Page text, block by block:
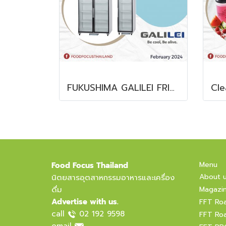
FUKUSHIMA GALILEI FRIDGE GLASS DOOR FREEZER
Food Focus Thailand
นิตยสารอุตสาหกรรมอาหารและเครื่อง
ดื่ม
Advertise with us.
call
02 192 9598
Menu
About
FFT
FFT